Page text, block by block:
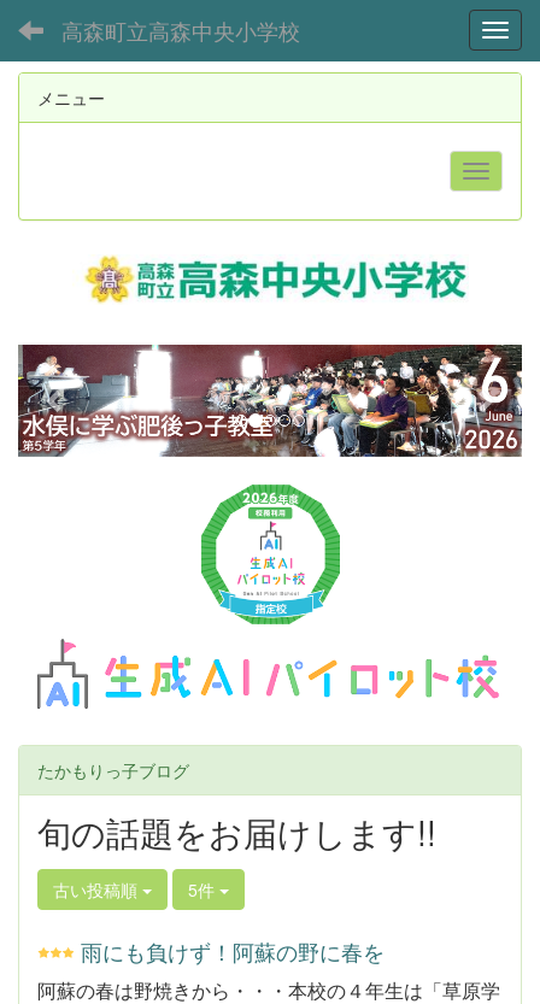
高森町立高森中央小学校
メニュー
p
r
e
v
n
e
x
t
たかもりっ子ブログ
旬の話題をお届けします!!
古い投稿順 5件
雨にも負けず！阿蘇の野に春を
阿蘇の春は野焼きから・・・本校の４年生は「草原学